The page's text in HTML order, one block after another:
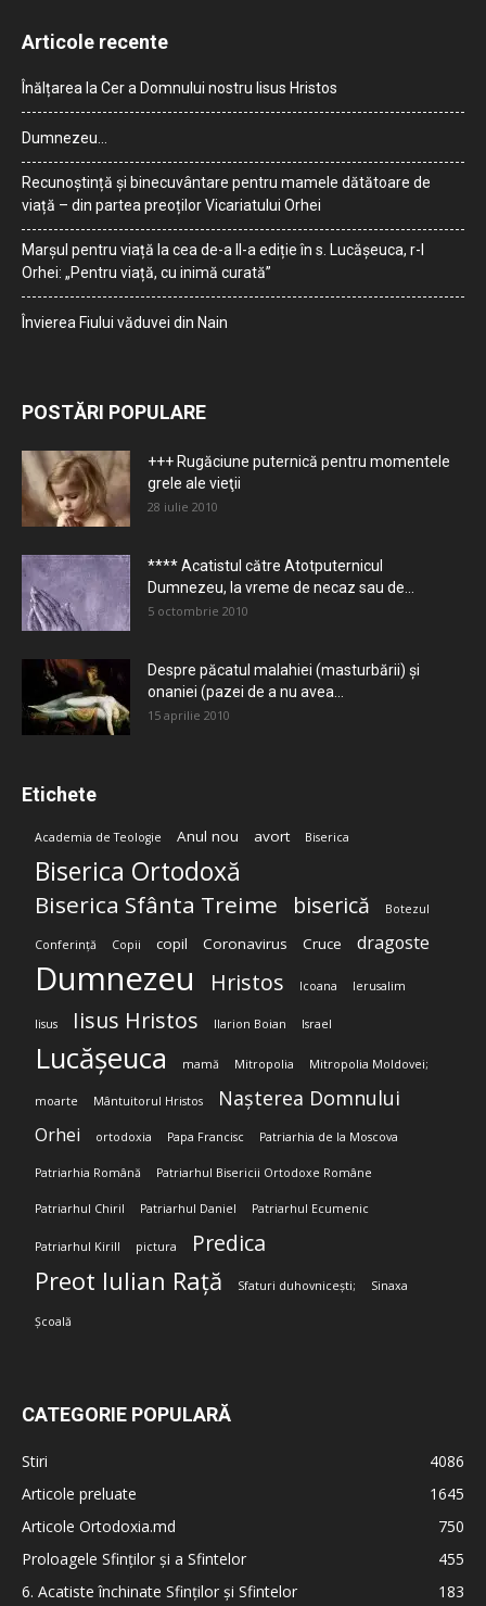
Articole recente
Înălțarea la Cer a Domnului nostru Iisus Hristos
Dumnezeu…
Recunoștință și binecuvântare pentru mamele dătătoare de
viață – din partea preoților Vicariatului Orhei
Marșul pentru viață la cea de-a II-a ediție în s. Lucășeuca, r-l
Orhei: „Pentru viață, cu inimă curată”
Învierea Fiului văduvei din Nain
POSTĂRI POPULARE
+++ Rugăciune puternică pentru momentele
grele ale vieţii
28 iulie 2010
**** Acatistul către Atotputernicul
Dumnezeu, la vreme de necaz sau de...
5 octombrie 2010
Despre păcatul malahiei (masturbării) şi
onaniei (pazei de a nu avea...
15 aprilie 2010
Etichete
Academia de Teologie Anul nou avort Biserica
Biserica Ortodoxă
Biserica Sfânta Treime biserică Botezul
Conferință Copii copil Coronavirus Cruce dragoste
Dumnezeu Hristos Icoana Ierusalim
Iisus Iisus Hristos Ilarion Boian Israel
Lucășeuca mamă Mitropolia Mitropolia Moldovei;
moarte Mântuitorul Hristos Nașterea Domnului
Orhei ortodoxia Papa Francisc Patriarhia de la Moscova
Patriarhia Română Patriarhul Bisericii Ortodoxe Române
Patriarhul Chiril Patriarhul Daniel Patriarhul Ecumenic
Patriarhul Kirill pictura Predica
Preot Iulian Rață Sfaturi duhovnicești; Sinaxa
Școală
CATEGORIE POPULARĂ
Stiri
4086
Articole preluate
1645
Articole Ortodoxia.md
750
Proloagele Sfinților și a Sfintelor
455
6. Acatiste închinate Sfinților și Sfintelor
183